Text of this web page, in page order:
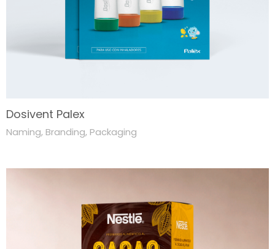
Dosivent Palex
Naming, Branding, Packaging